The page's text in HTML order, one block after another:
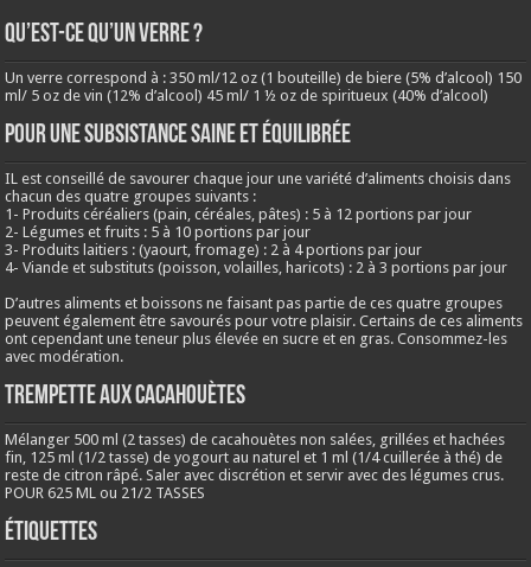
QU’EST-CE QU’UN VERRE ?
Un verre correspond à : 350 ml/12 oz (1 bouteille) de biere (5% d’alcool) 150
ml/ 5 oz de vin (12% d’alcool) 45 ml/ 1 ½ oz de spiritueux (40% d’alcool)
Pour une subsistance saine et équilibrée
IL est conseillé de savourer chaque jour une variété d’aliments choisis dans
chacun des quatre groupes suivants :
1- Produits céréaliers (pain, céréales, pâtes) : 5 à 12 portions par jour
2- Légumes et fruits : 5 à 10 portions par jour
3- Produits laitiers : (yaourt, fromage) : 2 à 4 portions par jour
4- Viande et substituts (poisson, volailles, haricots) : 2 à 3 portions par jour
D’autres aliments et boissons ne faisant pas partie de ces quatre groupes
peuvent également être savourés pour votre plaisir. Certains de ces aliments
ont cependant une teneur plus élevée en sucre et en gras. Consommez-les
avec modération.
Trempette aux cacahouètes
Mélanger 500 ml (2 tasses) de cacahouètes non salées, grillées et hachées
fin, 125 ml (1/2 tasse) de yogourt au naturel et 1 ml (1/4 cuillerée à thé) de
reste de citron râpé. Saler avec discrétion et servir avec des légumes crus.
POUR 625 ML ou 21/2 TASSES
Étiquettes